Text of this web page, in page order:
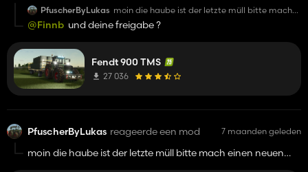
PfuscherByLukas moin die haube ist der letzte müll bitte mach
einen neuen grill da diese einen shader bug auf
der rechten seite oben hat .. danke schön war
@Finnb und deine freigabe ?
Fendt 900 TMS
27 036
PfuscherByLukas reageerde een mod 7 maanden geleden
moin die haube ist der letzte müll bitte mach einen neuen